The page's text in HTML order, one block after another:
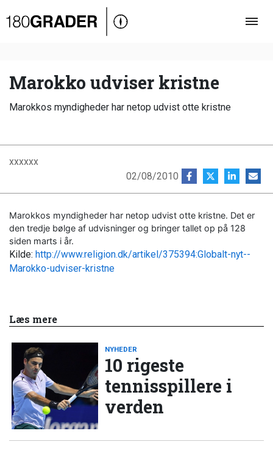
Oversigt
Debat
Video
Marokko udviser kristne
Marokkos myndigheder har netop udvist otte kristne
xxxxxx
02/08/2010
Marokkos myndigheder har netop udvist otte kristne. Det er
den tredje bølge af udvisninger og bringer tallet op på 128
siden marts i år.
Kilde: http://www.religion.dk/artikel/375394:Globalt-nyt--
Marokko-udviser-kristne
Læs mere
NYHEDER
10 rigeste
tennisspillere i
verden